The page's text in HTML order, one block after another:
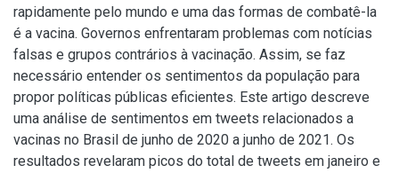
rapidamente pelo mundo e uma das formas de combatê-la
é a vacina. Governos enfrentaram problemas com notícias
falsas e grupos contrários à vacinação. Assim, se faz
necessário entender os sentimentos da população para
propor políticas públicas eficientes. Este artigo descreve
uma análise de sentimentos em tweets relacionados a
vacinas no Brasil de junho de 2020 a junho de 2021. Os
resultados revelaram picos do total de tweets em janeiro e